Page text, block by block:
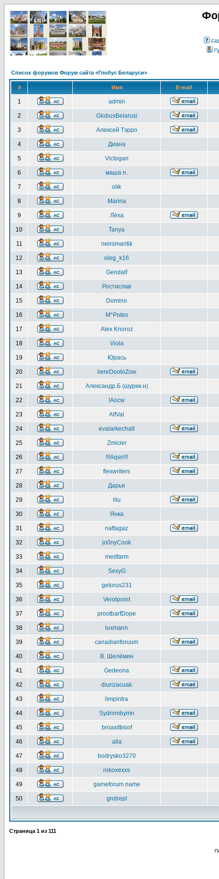
Список форумов Форум сайта «Глобус Беларуси»
# Имя E-mail
1 admin
2 GlobusBelarusi
3 Алексей Тэрро
4 Диана
5 Victogan
6 маша п.
7 olik
8 Marina
9 Лёха
10 Tanya
11 neiromantik
12 oleg_k16
13 Gendalf
14 Ростислав
15 Domino
16 M*Potes
17 Alex Knoroz
18 Viola
19 Юрась
20 liereDootoZow
21 Александр.Б (шурик.н)
22 !Aocw
23 AlfVal
24 evalarkechalt
25 Zmicier
26 !!!Aqsn!!!
27 flexwriters
28 Дарья
29 lilu
30 Янка
31 naftagaz
32 jo0nyCook
33 medfarm
34 SexyG
35 getorus231
36 Verolpoint
37 prootbarfDope
38 luxmann
39 canadianforuum
40 В. Шелёмин
41 Gedeona
42 diurizacuak
43 limpintra
44 Sydrirmbymn
45 broaxittisiof
46 alla
47 bodrysko3270
48 rokoxexxs
49 gameforum.name
50 gndrepl
Страница 1 из 111